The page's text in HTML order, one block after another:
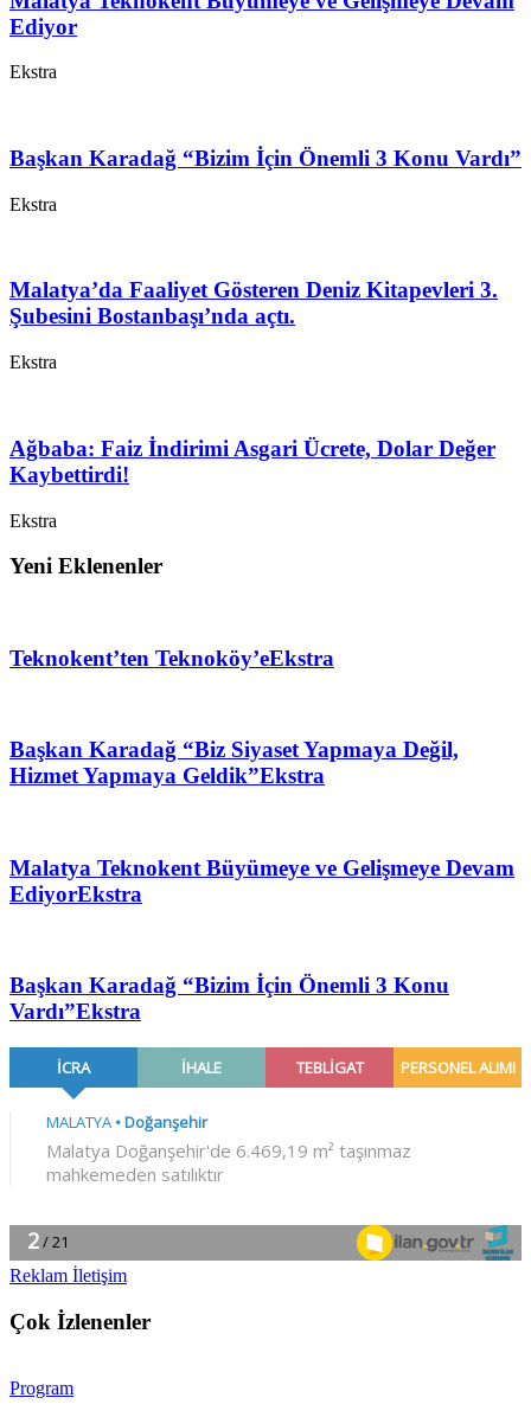
Ediyor
Ekstra
Başkan Karadağ “Bizim İçin Önemli 3 Konu Vardı”
Ekstra
Malatya’da Faaliyet Gösteren Deniz Kitapevleri 3.
Şubesini Bostanbaşı’nda açtı.
Ekstra
Ağbaba: Faiz İndirimi Asgari Ücrete, Dolar Değer
Kaybettirdi!
Ekstra
Yeni Eklenenler
Teknokent’ten Teknoköy’eEkstra
Başkan Karadağ “Biz Siyaset Yapmaya Değil,
Hizmet Yapmaya Geldik”Ekstra
Malatya Teknokent Büyümeye ve Gelişmeye Devam
EdiyorEkstra
Başkan Karadağ “Bizim İçin Önemli 3 Konu
Vardı”Ekstra
Reklam İletişim
Çok İzlenenler
Program